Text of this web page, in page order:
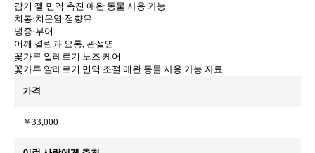
감기 젤 면역 촉진 애완 동물 사용 가능
치통·치은염 정향유
냉증·부어
어깨 결림과 요통, 관절염
꽃가루 알레르기 노즈 케어
꽃가루 알레르기 면역 조절 애완 동물 사용 가능 자료
가격
￥33,000